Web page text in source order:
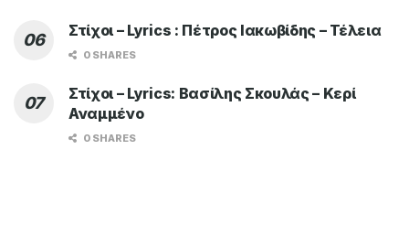
Στίχοι – Lyrics : Πέτρος Ιακωβίδης – Τέλεια
0 SHARES
Στίχοι – Lyrics: Βασίλης Σκουλάς – Κερί
Αναμμένο
0 SHARES